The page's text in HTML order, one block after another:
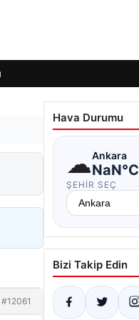
#12061
Hava Durumu
☁Ankara
NaN°C
ŞEHIR SEÇ
Bizi Takip Edin